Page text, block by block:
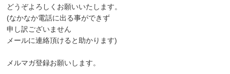
どうぞよろしくお願いいたします。
(なかなか電話に出る事ができず
申し訳ございません
メールに連絡頂けると助かります)
メルマガ登録お願いします。